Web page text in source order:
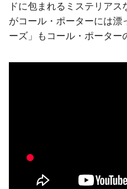
ドに包まれるミステリア
がコール・ポーターには漂
ーズ」もコール・ポーター